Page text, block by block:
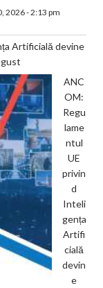
2026 - 2:13 pm
Artificială devine
ANC
OM:
Regu
lame
ntul
UE
privin
d
Inteli
gența
Artifi
cială
devin
e